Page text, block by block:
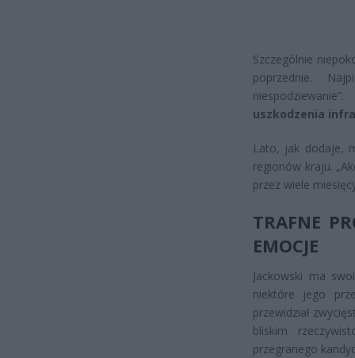
Szczególnie
poprzednie.
uszkodzenia
Lato, jak dodaje,
regionów kraju.
przez wiele
TRAFNE
EMOCJE
Jackowski ma
niektóre jego
przewidział
bliskim
przegranego